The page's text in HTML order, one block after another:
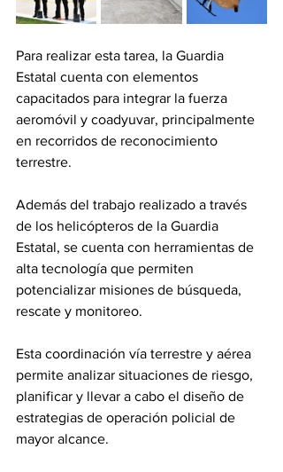
Para realizar esta tarea, la Guardia
Estatal cuenta con elementos
capacitados para integrar la fuerza
aeromóvil y coadyuvar, principalmente
en recorridos de reconocimiento
terrestre.
Además del trabajo realizado a través
de los helicópteros de la Guardia
Estatal, se cuenta con herramientas de
alta tecnología que permiten
potencializar misiones de búsqueda,
rescate y monitoreo.
Esta coordinación vía terrestre y aérea
permite analizar situaciones de riesgo,
planificar y llevar a cabo el diseño de
estrategias de operación policial de
mayor alcance.